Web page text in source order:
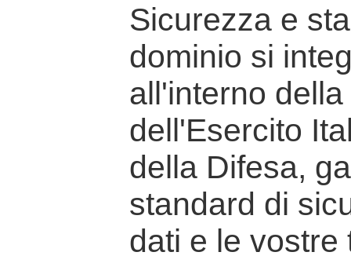
Sicurezza e
dominio si
all'interno
dell'Esercito
della Difesa,
standard di
dati e le vostre